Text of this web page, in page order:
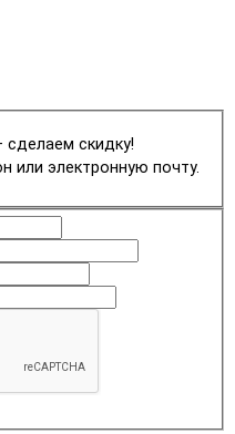
сделаем скидку!
или электронную почту.